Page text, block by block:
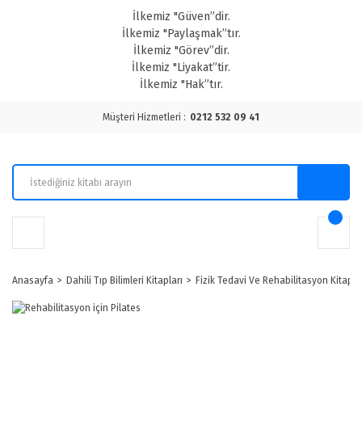
İlkemiz "Güven”dir.
İlkemiz "Paylaşmak”tır.
İlkemiz "Görev”dir.
İlkemiz "Liyakat”tir.
İlkemiz "Hak”tır.
Müşteri Hizmetleri : 0212 532 09 41
Anasayfa Dahili Tıp Bilimleri Kitapları Fizik Tedavi Ve Rehabilitasyon